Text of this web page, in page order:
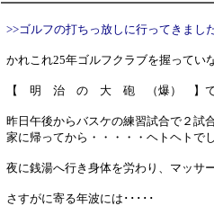
>>ゴルフの打ちっ放しに行ってきました
かれこれ25年ゴルフクラブを握ってい
【 明 治 の 大 砲 （爆） 】で
昨日午後からバスケの練習試合で２試
家に帰ってから・・・・・ヘトヘトで
夜に銭湯へ行き身体を労わり、マッサ
さすがに寄る年波には･････